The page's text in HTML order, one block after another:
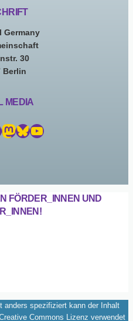
Germany
30
Berlin
MEDIA
Mastodon Bluesky YouTube
FÖRDER_INNEN UND
anders spezifiziert kann der Inhalt
Commons Lizenz verwendet